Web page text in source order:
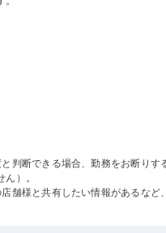
判断できる場合、勤務をお断りす
）。
舗様と共有したい情報があるなど